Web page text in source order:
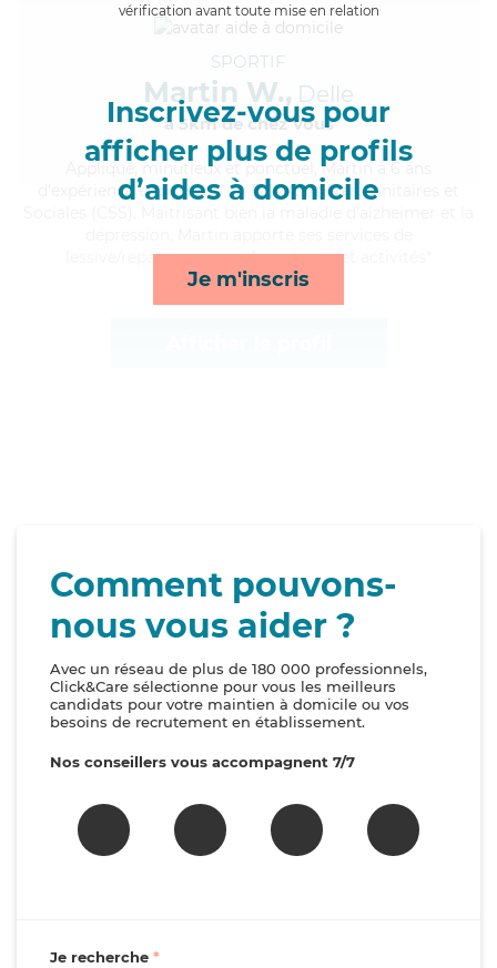
vérification avant toute mise en relation
Inscrivez-vous pour
afficher plus de profils
d’aides à domicile
Je m'inscris
SPORTIF
Martin W., Delle
à 5km de chez Vous
, minutieux et ponctuel, Martin a 6 ans
d'expérience et possède un BEP Carrières Sanitaires et
lessive/repassage, rappels, ménage et activités*
Comment pouvons-
nous vous aider ?
Avec un réseau de plus de 180 000 professionnels,
Click&Care sélectionne pour vous les meilleurs
candidats pour votre maintien à domicile ou vos
besoins de recrutement en établissement.
Nos conseillers vous accompagnent 7/7
Je recherche